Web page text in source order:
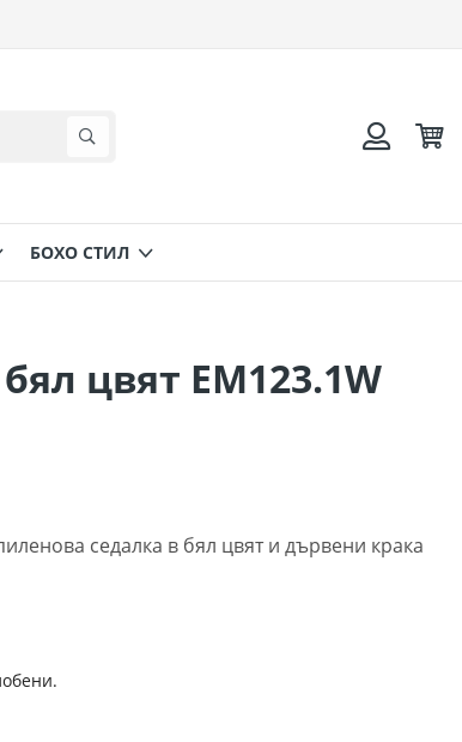
БОХО СТИЛ
цвят ΕΜ123.1W
седалка в бял цвят и дървени крака